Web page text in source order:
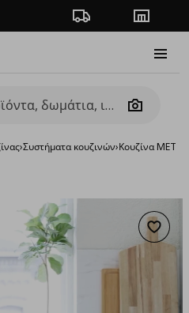
Πορεία παραγγελίας
Camera
›Συστήματα κουζινών›Κουζίνα